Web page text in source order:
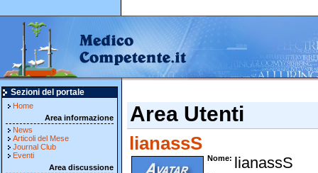
Sezioni del portale
Home
Area informazione
News
Articoli del Mese
Journal Club
Eventi
Area discussione
Area Utenti
lianassS
Nome lianassS